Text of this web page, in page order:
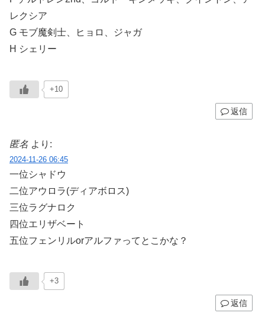
レクシア
G モブ魔剣士、ヒョロ、ジャガ
H シェリー
+10
返信
匿名 より:
2024-11-26 06:45
一位シャドウ
二位アウロラ(ディアボロス)
三位ラグナロク
四位エリザベート
五位フェンリルorアルファってとこかな？
+3
返信